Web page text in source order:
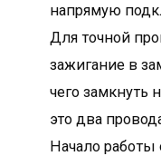
напрямую
Для точной
зажигание в
чего замкнуть
это два
Начало работы